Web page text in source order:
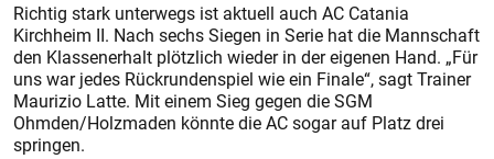
Richtig stark unterwegs ist aktuell auch AC Catania
Kirchheim II. Nach sechs Siegen in Serie hat die Mannschaft
den Klassenerhalt plötzlich wieder in der eigenen Hand. „Für
uns war jedes Rückrundenspiel wie ein Finale“, sagt Trainer
Maurizio Latte. Mit einem Sieg gegen die SGM
Ohmden/Holzmaden könnte die AC sogar auf Platz drei
springen.